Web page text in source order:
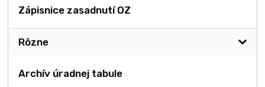
Zápisnice zasadnutí OZ
Rôzne
Archív úradnej tabule